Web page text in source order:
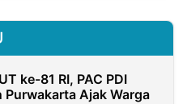
ke-81 RI, PAC PDI
Purwakarta Ajak Warga